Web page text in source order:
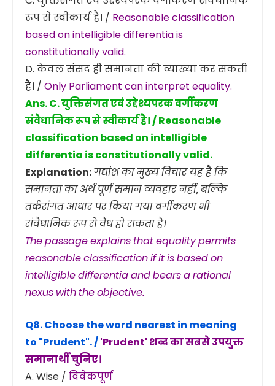
रूप से स्वीकार्य है। / Reasonable classification
based on intelligible differentia is
constitutionally valid.
D. केवल संसद ही समानता की व्याख्या कर सकती
है। / Only Parliament can interpret equality.
Ans. C. युक्तिसंगत एवं उद्देश्यपरक वर्गीकरण
संवैधानिक रूप से स्वीकार्य है। / Reasonable
classification based on intelligible
differentia is constitutionally valid.
Explanation:गद्यांश का मुख्य विचार यह है कि
समानता का अर्थ पूर्ण समान व्यवहार नहीं, बल्कि
तर्कसंगत आधार पर किया गया वर्गीकरण भी
संवैधानिक रूप से वैध हो सकता है।
The passage explains that equality permits
reasonable classification if it is based on
intelligible differentia and bears a rational
nexus with the objective.
Q8. Choose the word nearest in meaning
to "Prudent". /'Prudent' शब्द का सबसे उपयुक्त
समानार्थी चुनिए।
A. Wise / विवेकपूर्ण